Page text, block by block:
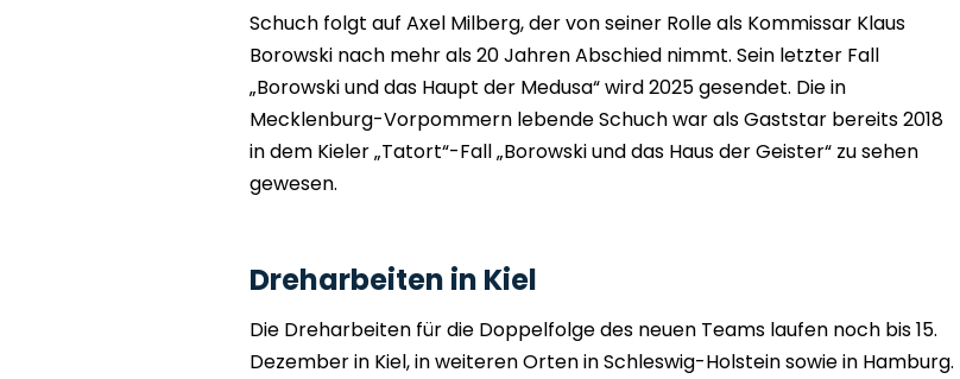
Schuch folgt auf Axel Milberg, der von seiner Rolle als Kommissar Klaus
Borowski nach mehr als 20 Jahren Abschied nimmt. Sein letzter Fall
„Borowski und das Haupt der Medusa“ wird 2025 gesendet. Die in
Mecklenburg-Vorpommern lebende Schuch war als Gaststar bereits 2018
in dem Kieler „Tatort“-Fall „Borowski und das Haus der Geister“ zu sehen
gewesen.
Dreharbeiten in Kiel
Die Dreharbeiten für die Doppelfolge des neuen Teams laufen noch bis 15.
Dezember in Kiel, in weiteren Orten in Schleswig-Holstein sowie in Hamburg.